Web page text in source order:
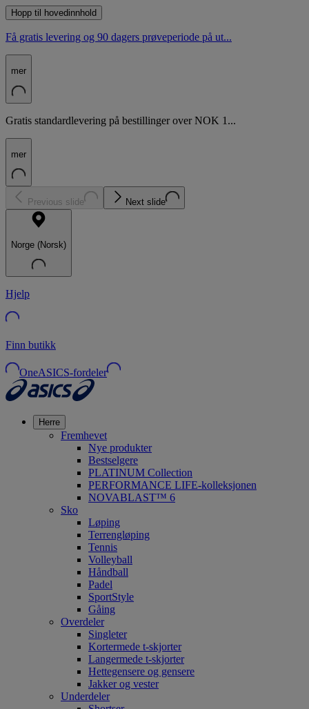
Hopp til hovedinnhold
Få gratis levering og 90 dagers prøveperiode på ut...
mer
Gratis standardlevering på bestillinger over NOK 1...
mer
Previous slide Next slide
Norge (Norsk)
Hjelp
Finn butikk
OneASICS-fordeler
Herre
Fremhevet
Nye produkter
Bestselgere
PLATINUM Collection
PERFORMANCE LIFE-kolleksjonen
NOVABLAST™ 6
Sko
Løping
Terrengløping
Tennis
Volleyball
Håndball
Padel
SportStyle
Gåing
Overdeler
Singleter
Kortermede t-skjorter
Langermede t-skjorter
Hettegensere og gensere
Jakker og vester
Underdeler